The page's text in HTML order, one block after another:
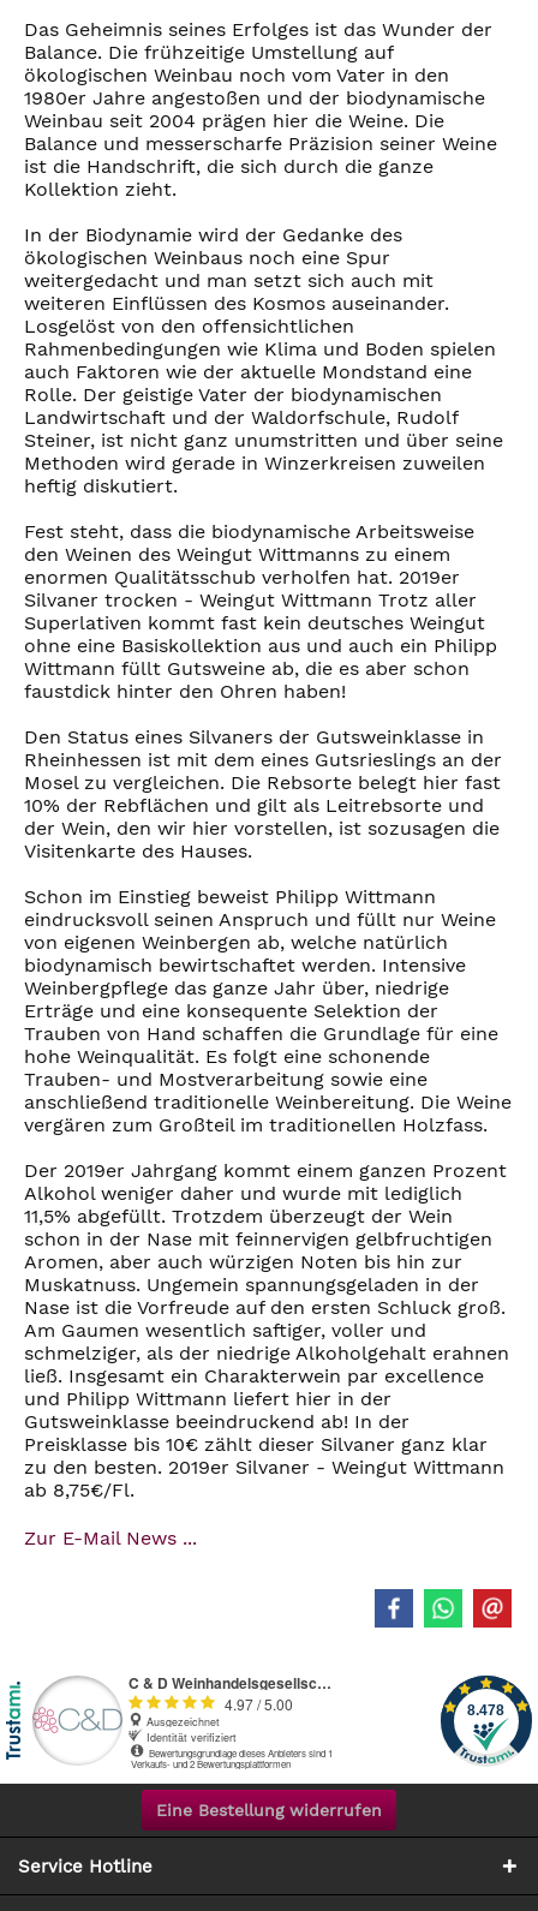
Das Geheimnis seines Erfolges ist das Wunder der
Balance. Die frühzeitige Umstellung auf
ökologischen Weinbau noch vom Vater in den
1980er Jahre angestoßen und der biodynamische
Weinbau seit 2004 prägen hier die Weine. Die
Balance und messerscharfe Präzision seiner Weine
ist die Handschrift, die sich durch die ganze
Kollektion zieht.
In der Biodynamie wird der Gedanke des
ökologischen Weinbaus noch eine Spur
weitergedacht und man setzt sich auch mit
weiteren Einflüssen des Kosmos auseinander.
Losgelöst von den offensichtlichen
Rahmenbedingungen wie Klima und Boden spielen
auch Faktoren wie der aktuelle Mondstand eine
Rolle. Der geistige Vater der biodynamischen
Landwirtschaft und der Waldorfschule, Rudolf
Steiner, ist nicht ganz unumstritten und über seine
Methoden wird gerade in Winzerkreisen zuweilen
heftig diskutiert.
Fest steht, dass die biodynamische Arbeitsweise
den Weinen des Weingut Wittmanns zu einem
enormen Qualitätsschub verholfen hat. 2019er
Silvaner trocken - Weingut Wittmann Trotz aller
Superlativen kommt fast kein deutsches Weingut
ohne eine Basiskollektion aus und auch ein Philipp
Wittmann füllt Gutsweine ab, die es aber schon
faustdick hinter den Ohren haben!
Den Status eines Silvaners der Gutsweinklasse in
Rheinhessen ist mit dem eines Gutsrieslings an der
Mosel zu vergleichen. Die Rebsorte belegt hier fast
10% der Rebflächen und gilt als Leitrebsorte und
der Wein, den wir hier vorstellen, ist sozusagen die
Visitenkarte des Hauses.
Schon im Einstieg beweist Philipp Wittmann
eindrucksvoll seinen Anspruch und füllt nur Weine
von eigenen Weinbergen ab, welche natürlich
biodynamisch bewirtschaftet werden. Intensive
Weinbergpflege das ganze Jahr über, niedrige
Erträge und eine konsequente Selektion der
Trauben von Hand schaffen die Grundlage für eine
hohe Weinqualität. Es folgt eine schonende
Trauben- und Mostverarbeitung sowie eine
anschließend traditionelle Weinbereitung. Die Weine
vergären zum Großteil im traditionellen Holzfass.
Der 2019er Jahrgang kommt einem ganzen Prozent
Alkohol weniger daher und wurde mit lediglich
11,5% abgefüllt. Trotzdem überzeugt der Wein
schon in der Nase mit feinnervigen gelbfruchtigen
Aromen, aber auch würzigen Noten bis hin zur
Muskatnuss. Ungemein spannungsgeladen in der
Nase ist die Vorfreude auf den ersten Schluck groß.
Am Gaumen wesentlich saftiger, voller und
schmelziger, als der niedrige Alkoholgehalt erahnen
ließ. Insgesamt ein Charakterwein par excellence
und Philipp Wittmann liefert hier in der
Gutsweinklasse beeindruckend ab! In der
Preisklasse bis 10€ zählt dieser Silvaner ganz klar
zu den besten. 2019er Silvaner - Weingut Wittmann
ab 8,75€/Fl.
Zur E-Mail News ...
Eine Bestellung widerrufen
Service Hotline